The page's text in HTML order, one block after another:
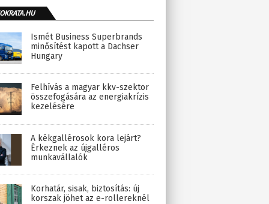
Ismét Business Superbrands
minősítést kapott a Dachser
Hungary
Felhívás a magyar kkv-szektor
összefogására az energiakrízis
kezelésére
A kékgallérosok kora lejárt?
Érkeznek az újgalléros
munkavállalók
Korhatár, sisak, biztosítás: új
korszak jöhet az e-rollereknél